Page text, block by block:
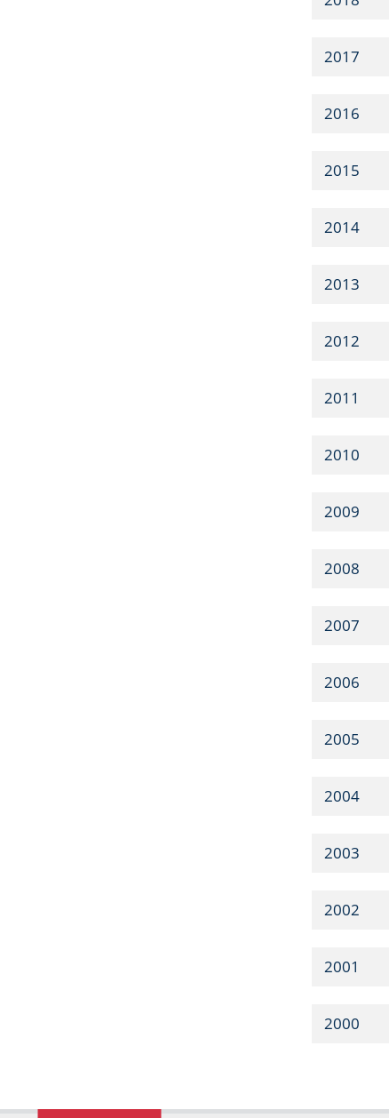
2017
2016
2015
2014
2013
2012
2011
2010
2009
2008
2007
2006
2005
2004
2003
2002
2001
2000